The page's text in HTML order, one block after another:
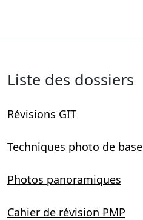
Liste des dossiers
Révisions GIT
Techniques photo de base
Photos panoramiques
Cahier de révision PMP